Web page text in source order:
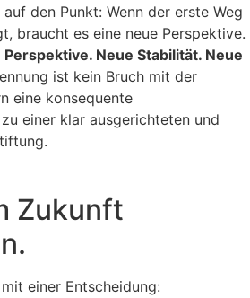
den Punkt: Wenn der erste Weg
braucht es eine neue Perspektive.
Perspektive. Neue Stabilität. Neue
ist kein Bruch mit der
eine konsequente
einer klar ausgerichteten und
Zukunft
einer Entscheidung: